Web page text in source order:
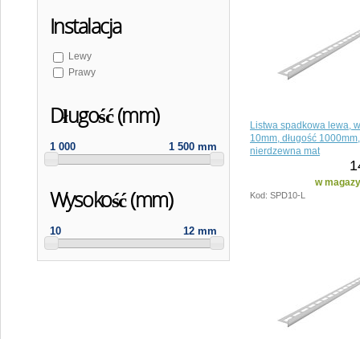
Instalacja
Lewy
Prawy
Długość (mm)
1 000 1 500 mm
Wysokość (mm)
10 12 mm
Listwa spadkowa lewa,
10mm, długość
nierdzewna mat
w
Kod: SPD10-L